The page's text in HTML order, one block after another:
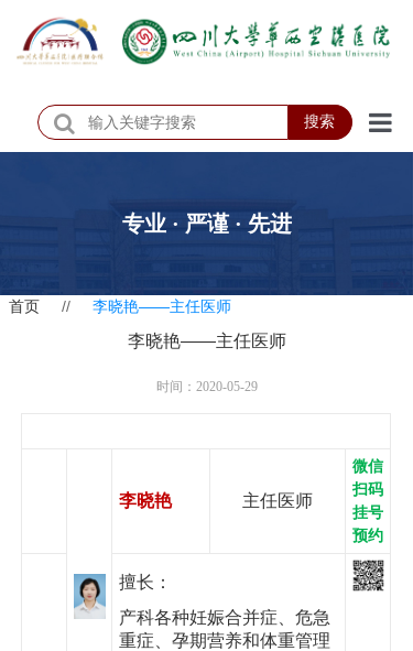
搜索
患者服务
健康须知
专业 · 严谨 · 先进
李晓艳——主任医师
时间：2020-05-29
李晓艳 主任医师
微信
扫码
挂号
预约
擅长：
产科各种妊娠合并症、危急
重症、孕期营养和体重管理
首页 // 李晓艳——主任医师